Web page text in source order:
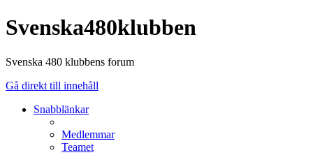
Svenska480klubben
Svenska 480 klubbens forum
Gå direkt till innehåll
Snabblänkar
Medlemmar
Teamet